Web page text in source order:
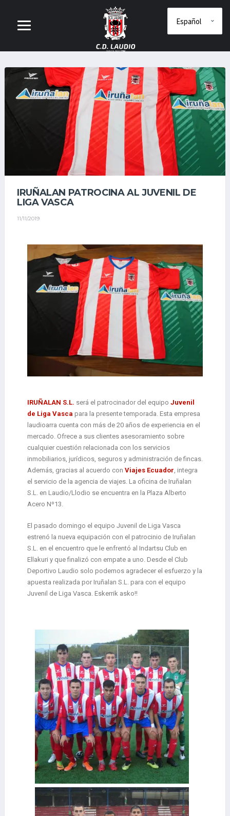
IRUÑALAN PATROCINA AL JUVENIL DE
LIGA VASCA
11/11/2019
IRUÑALAN S.L. será el patrocinador del equipo Juvenil
de Liga Vasca para la presente temporada. Esta empresa
laudioarra cuenta con más de 20 años de experiencia en el
mercado. Ofrece a sus clientes asesoramiento sobre
cualquier cuestión relacionada con los servicios
inmobiliarios, jurídicos, seguros y administración de fincas.
Además, gracias al acuerdo con Viajes Ecuador, integra
el servicio de la agencia de viajes. La oficina de Iruñalan
S.L. en Laudio/Llodio se encuentra en la Plaza Alberto
Acero Nº13.
El pasado domingo el equipo Juvenil de Liga Vasca
estrenó la nueva equipación con el patrocinio de Iruñalan
S.L. en el encuentro que le enfrentó al Indartsu Club en
Ellakuri y que finalizó con empate a uno. Desde el Club
Deportivo Laudio solo podemos agradecer el esfuerzo y la
apuesta realizada por Iruñalan S.L. para con el equipo
Juvenil de Liga Vasca. Eskerrik asko!!